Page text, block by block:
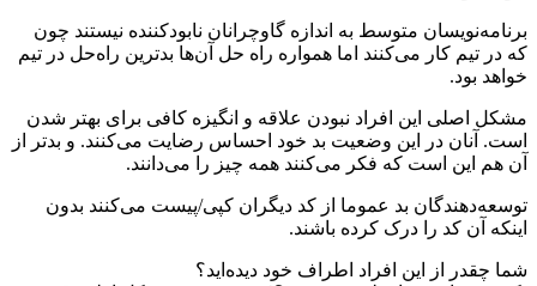
برنامه‌نویسان متوسط به اندازه گاوچرانان نابودکننده نیستند چون
که در تیم کار می‌کنند اما همواره راه حل آن‌ها بدترین راه‌حل در تیم
خواهد بود.
مشکل اصلی این افراد نبودن علاقه و انگیزه کافی برای بهتر شدن
است. آنان در این وضعیت بد خود احساس رضایت می‌کنند. و بدتر از
آن هم این است که فکر می‌کنند همه چیز را می‌دانند.
توسعه‌دهندگان بد عموما از کد دیگران کپی/پیست می‌کنند بدون
اینکه آن کد را درک کرده باشند.
شما چقدر از این افراد اطراف خود دیده‌اید؟